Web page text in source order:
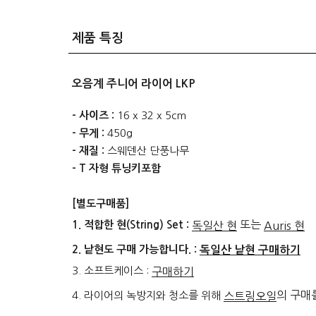
제품 특징
오음계 주니어 라이어 LKP
- 사이즈 : 16 x 32 x 5cm
- 무게 : 450g
- 재질 : 스웨덴산 단풍나무
- T 자형 튜닝키포함
[별도구매품]
1. 적합한 현(String) Set : 독일산 현 또는 Auris 현
2. 낱현도 구매 가능합니다. : 독일산 낱현 구매하기
3. 소프트케이스 : 구매하기
4. 라이어의 녹방지와 청소를 위해 스트링오일의 구매